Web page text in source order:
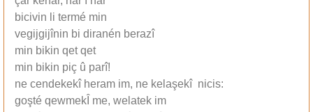
bicivin li termé min
vegijgijînin bi diranén berazî
min bikin qet qet
min bikin piç û parî!
ne cendekekî heram im, ne kelaşekî nicis:
goşté qewmekÎ me, welatek im